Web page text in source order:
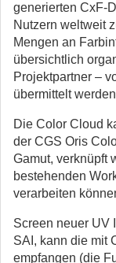
generierten CxF-
Nutzern weltweit
Mengen an
übersichtlich
Projektpartner –
übermittelt
Die Color Cloud
der CGS Oris
Gamut, verknüpft
bestehenden
verarbeiten
Screen neuer UV
SAI, kann die mit
empfangen (die